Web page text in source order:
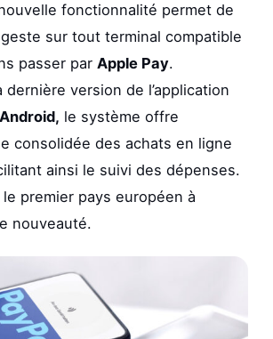
fonctionnalité permet de
geste sur tout terminal compatible
passer par Apple Pay.
dernière version de l’application
Android, le système offre
consolidée des achats en ligne
ainsi le suivi des dépenses.
le premier pays européen à
nouveauté.